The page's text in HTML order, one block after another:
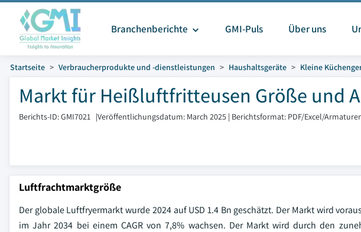
Branchenberichte GMI-Puls Über uns
Startseite Verbraucherprodukte und -dienstleistungen Haushaltsgeräte Kleine
Markt für Heißluftfritteusen Größe und
Berichts-ID: GMI7021 |Veröffentlichungsdatum: March 2025 | Berichtsformat: PDF/Excel/
Luftfrachtmarktgröße
Der globale Luftfryermarkt wurde 2024 auf USD 1.4 Bn geschätzt. Der Markt wird
im Jahr 2034 bei einem CAGR von 7,8% wachsen. Der Markt wird durch den